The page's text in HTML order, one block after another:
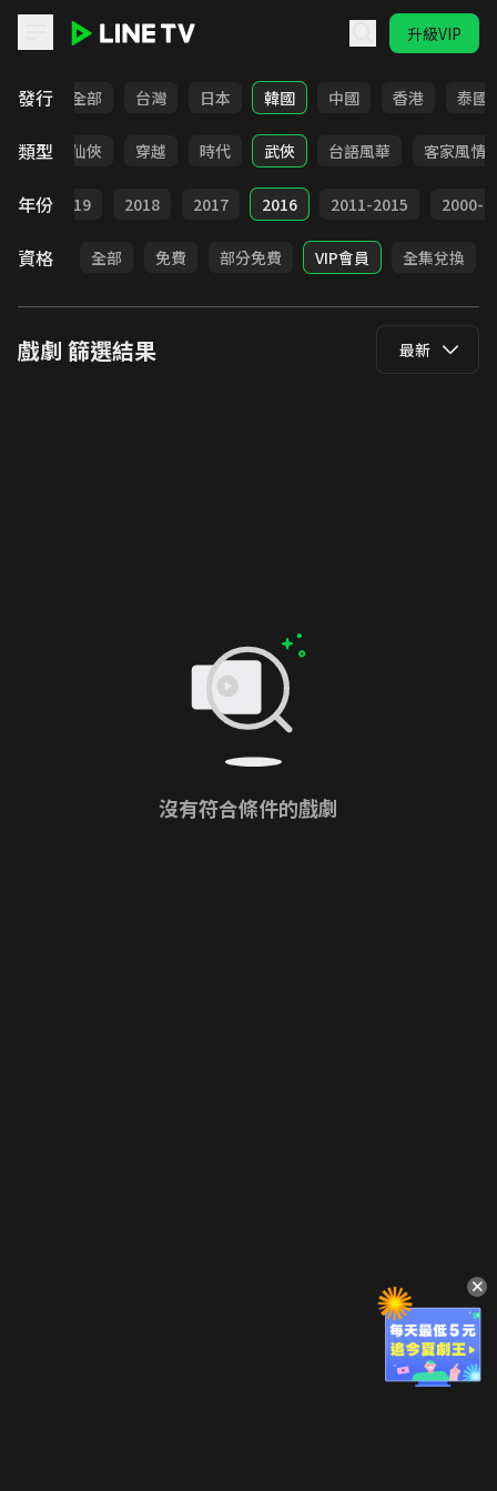
升級VIP
發行 全部 台灣 日本 韓國 中國 香港 泰國
類型
療癒 仙俠 穿越 時代 武俠 台語風華 客家風情
年份 2019 2018 2017 2016 2011-2015 2000-
資格 全部 免費 部分免費 VIP會員 全集兌換
戲劇 篩選結果 最新
沒有符合條件的戲劇